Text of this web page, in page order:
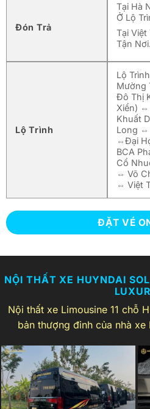
Đón Trả
Tại Hà
Ở Lộ
Tại Việt
Tận Nơi.
Lộ Trình
Lộ
Mường
Đô Thị
Xiển) ⇔
Khuất
Long ⇔
⇔Đại
BCA
Cổ
⇔ Võ
⇔ Việt
ĐẶT VÉ
NỘI THẤT XE HUYNDAI
Nội thất xe Limousine 11 chỗ
bản thượng đỉnh của nhà